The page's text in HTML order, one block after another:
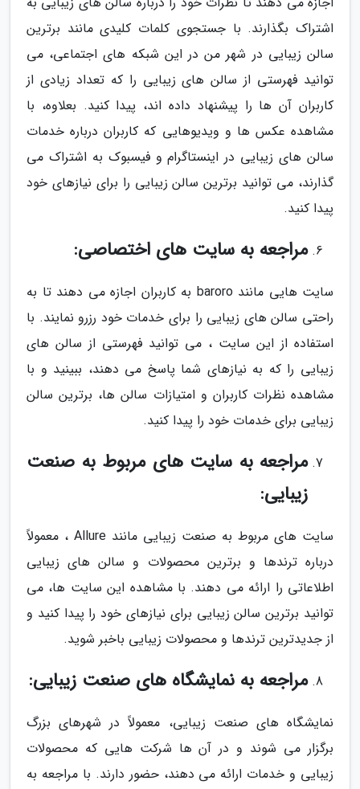
اشتراک بگذارند. با جستجوی کلمات کلیدی مانند برترین
سالن زیبایی در شهر من در این شبکه های اجتماعی، می
توانید فهرستی از سالن های زیبایی را که تعداد زیادی از
کاربران آن ها را پیشنهاد داده اند، پیدا کنید. بعلاوه، با
مشاهده عکس ها و ویدیوهایی که کاربران درباره خدمات
سالن های زیبایی در اینستاگرام و فیسبوک به اشتراک می
گذارند، می توانید برترین سالن زیبایی را برای نیازهای خود
پیدا کنید.
مراجعه به سایت های اختصاصی:
سایت هایی مانند baroro به کاربران اجازه می دهند تا به
راحتی سالن های زیبایی را برای خدمات خود رزرو نمایند. با
استفاده از این سایت ، می توانید فهرستی از سالن های
زیبایی را که به نیازهای شما پاسخ می دهند، ببینید و با
مشاهده نظرات کاربران و امتیازات سالن ها، برترین سالن
زیبایی برای خدمات خود را پیدا کنید.
مراجعه به سایت های مربوط به صنعت
زیبایی:
سایت های مربوط به صنعت زیبایی مانند Allure ، معمولاً
درباره ترندها و برترین محصولات و سالن های زیبایی
اطلاعاتی را ارائه می دهند. با مشاهده این سایت ها، می
توانید برترین سالن زیبایی برای نیازهای خود را پیدا کنید و
از جدیدترین ترندها و محصولات زیبایی باخبر شوید.
مراجعه به نمایشگاه های صنعت زیبایی:
نمایشگاه های صنعت زیبایی، معمولاً در شهرهای بزرگ
برگزار می شوند و در آن ها شرکت هایی که محصولات
زیبایی و خدمات ارائه می دهند، حضور دارند. با مراجعه به